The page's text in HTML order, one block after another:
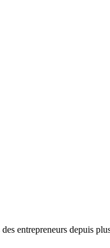
entrepreneurs depuis